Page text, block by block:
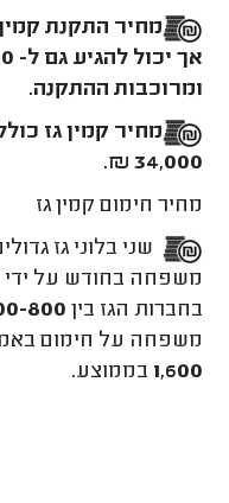
ומרוכבות ההתקנה.
34,000 ₪.
מחיר חימום קמין גז
שני בלוני גז
משפחה בחודש על ידי
בחברות הגז בין 800
משפחה על חימום
1,600 בממוצע.